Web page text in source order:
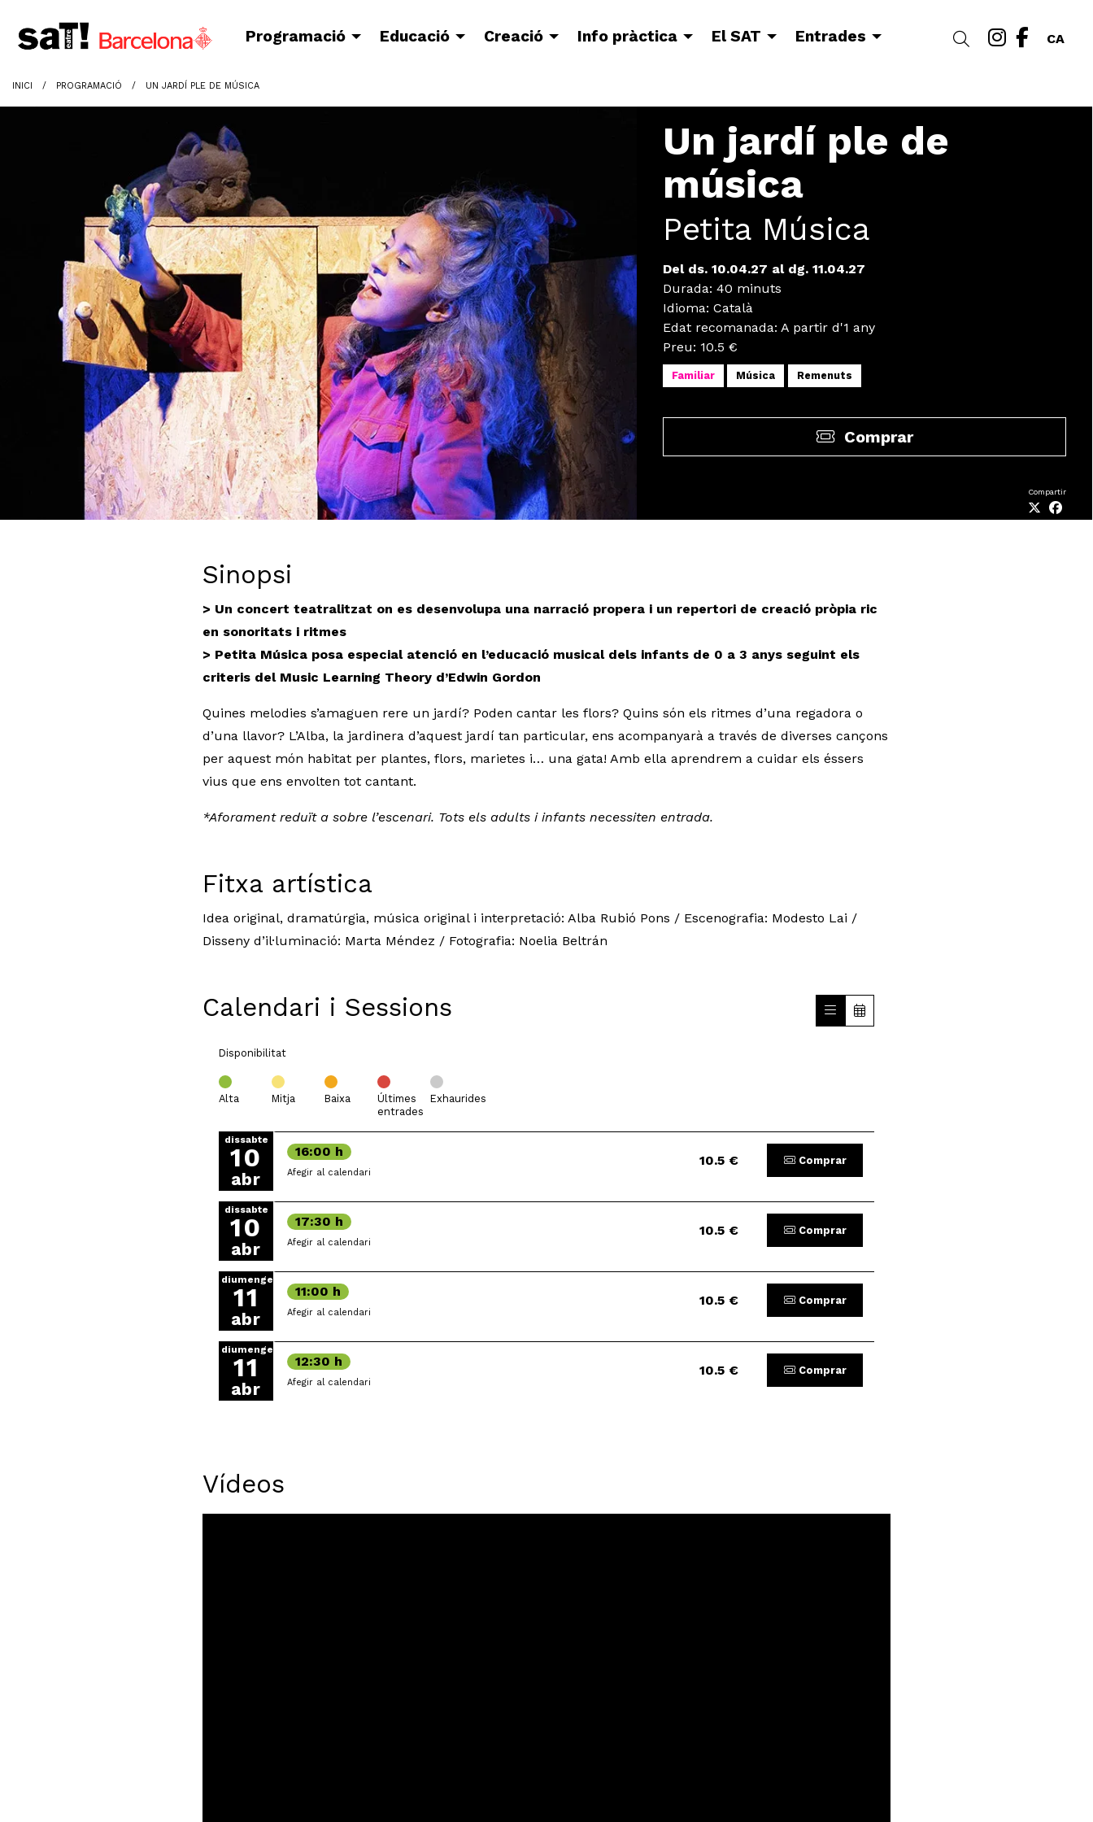
CA
Link a
Link
Cercar
Programació Educació Creació Info pràctica El SAT Entrades
INICI PROGRAMACIÓ UN JARDÍ PLE DE MÚSICA
Un jardí ple de
música
Petita Música
Del ds. 10.04.27 al dg. 11.04.27
Durada: 40 minuts
Idioma: Català
Edat recomanada: A partir d'1 any
Preu: 10.5 €
Familiar Música Remenuts
Comprar
Compartir
Sinopsi
> Un concert teatralitzat on es desenvolupa una narració propera i un repertori de creació pròpia ric
en sonoritats i ritmes
> Petita Música posa especial atenció en l’educació musical dels infants de 0 a 3 anys seguint els
criteris del Music Learning Theory d’Edwin Gordon
Quines melodies s’amaguen rere un jardí? Poden cantar les flors? Quins són els ritmes d’una regadora o
d’una llavor? L’Alba, la jardinera d’aquest jardí tan particular, ens acompanyarà a través de diverses cançons
per aquest món habitat per plantes, flors, marietes i… una gata! Amb ella aprendrem a cuidar els éssers
vius que ens envolten tot cantant.
*Aforament reduït a sobre l’escenari. Tots els adults i infants necessiten entrada.
Fitxa artística
Idea original, dramatúrgia, música original i interpretació: Alba Rubió Pons / Escenografia: Modesto Lai /
Disseny d’il·luminació: Marta Méndez / Fotografia: Noelia Beltrán
Calendari i Sessions
Disponibilitat
Alta Mitja Baixa
Últimes
entrades
Exhaurides
dissabte
10
abr
16:00 h
Afegir al calendari
10.5 € Comprar
dissabte
10
abr
17:30 h
Afegir al calendari
10.5 € Comprar
diumenge
11
abr
11:00 h
Afegir al calendari
10.5 € Comprar
diumenge
11
abr
12:30 h
Afegir al calendari
10.5 € Comprar
Vídeos